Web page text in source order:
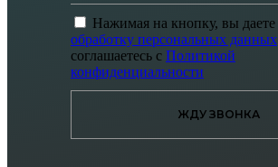
Нажимая на кнопку, вы даете
обработку персональных данных
соглашаетесь с Политикой
конфиденциальности
ЖДУ ЗВОНКА